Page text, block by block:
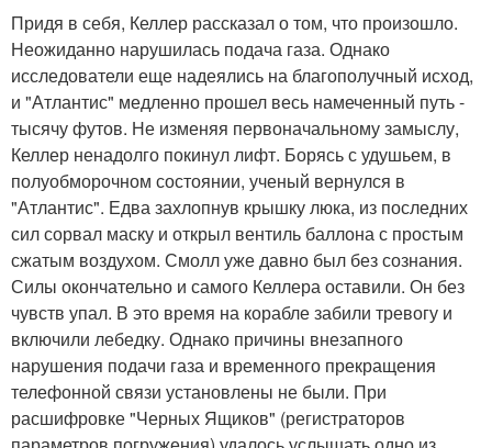
Придя в себя, Келлер рассказал о том, что произошло.
Неожиданно нарушилась подача газа. Однако
исследователи еще надеялись на благополучный исход,
и "Атлантис" медленно прошел весь намеченный путь -
тысячу футов. Не изменяя первоначальному замыслу,
Келлер ненадолго покинул лифт. Борясь с удушьем, в
полуобморочном состоянии, ученый вернулся в
"Атлантис". Едва захлопнув крышку люка, из последних
сил сорвал маску и открыл вентиль баллона с простым
сжатым воздухом. Смолл уже давно был без сознания.
Силы окончательно и самого Келлера оставили. Он без
чувств упал. В это время на корабле забили тревогу и
включили лебедку. Однако причины внезапного
нарушения подачи газа и временного прекращения
телефонной связи установлены не были. При
расшифровке "Черных Ящиков" (регистраторов